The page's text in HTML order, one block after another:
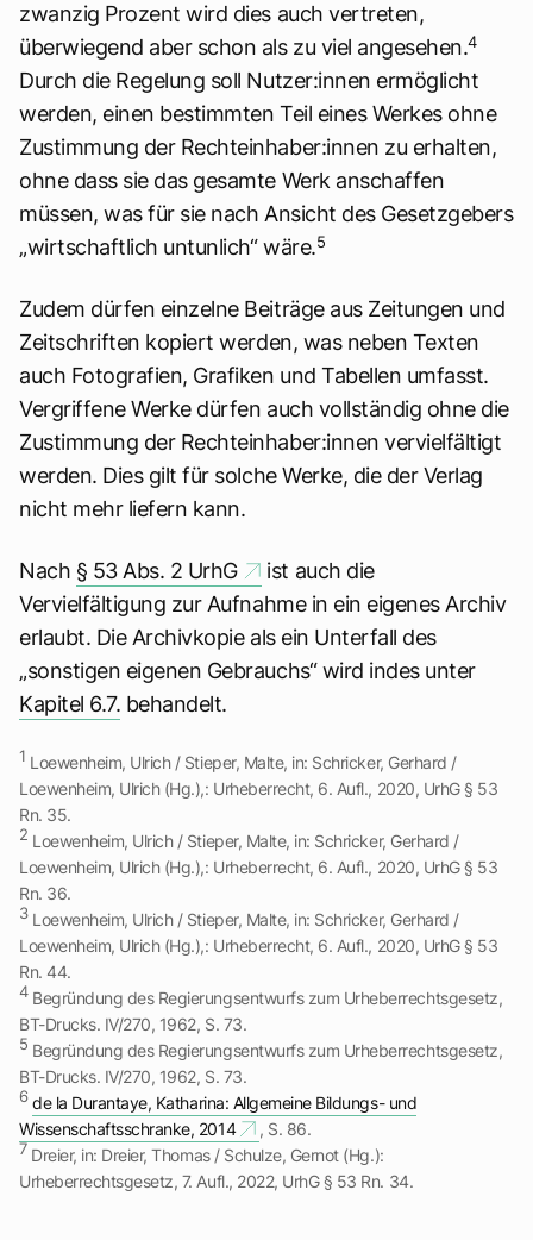
zwanzig Prozent wird dies auch vertreten,
überwiegend aber schon als zu viel angesehen.4
Durch die Regelung soll Nutzer:innen ermöglicht
werden, einen bestimmten Teil eines Werkes ohne
Zustimmung der Rechteinhaber:innen zu erhalten,
ohne dass sie das gesamte Werk anschaffen
müssen, was für sie nach Ansicht des Gesetzgebers
„wirtschaftlich untunlich“ wäre.5
Zudem dürfen einzelne Beiträge aus Zeitungen und
Zeitschriften kopiert werden, was neben Texten
auch Fotografien, Grafiken und Tabellen umfasst.
Vergriffene Werke dürfen auch vollständig ohne die
Zustimmung der Rechteinhaber:innen vervielfältigt
werden. Dies gilt für solche Werke, die der Verlag
nicht mehr liefern kann.
Nach § 53 Abs. 2 UrhG
ist auch die
Vervielfältigung zur Aufnahme in ein eigenes Archiv
erlaubt. Die Archivkopie als ein Unterfall des
„sonstigen eigenen Gebrauchs“ wird indes unter
Kapitel 6.7. behandelt.
1 Loewenheim, Ulrich / Stieper, Malte, in: Schricker, Gerhard /
Loewenheim, Ulrich (Hg.),: Urheberrecht, 6. Aufl., 2020, UrhG § 53
Rn. 35.
2 Loewenheim, Ulrich / Stieper, Malte, in: Schricker, Gerhard /
Loewenheim, Ulrich (Hg.),: Urheberrecht, 6. Aufl., 2020, UrhG § 53
Rn. 36.
3Loewenheim, Ulrich / Stieper, Malte, in: Schricker, Gerhard /
Loewenheim, Ulrich (Hg.),: Urheberrecht, 6. Aufl., 2020, UrhG § 53
Rn. 44.
4Begründung des Regierungsentwurfs zum Urheberrechtsgesetz,
BT-Drucks. IV/270, 1962, S. 73.
5 Begründung des Regierungsentwurfs zum Urheberrechtsgesetz,
BT-Drucks. IV/270, 1962, S. 73.
6 de la Durantaye, Katharina: Allgemeine Bildungs- und
Wissenschaftsschranke, 2014
, S. 86.
7 Dreier, in: Dreier, Thomas / Schulze, Gernot (Hg.):
Urheberrechtsgesetz, 7. Aufl., 2022, UrhG § 53 Rn. 34.